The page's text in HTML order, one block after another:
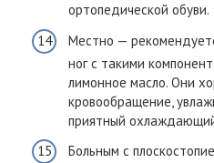
ортопедической обуви.
Местно —
ног с такими
лимонное масло. Они
кровообращение,
приятный
Больным с